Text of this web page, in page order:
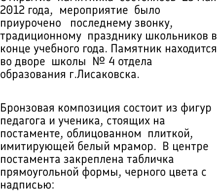
2012 года, мероприятие было
приурочено последнему звонку,
традиционному празднику школьников в
конце учебного года. Памятник находится
во дворе школы № 4 отдела
образования г.Лисаковска.
Бронзовая композиция состоит из фигур
педагога и ученика, стоящих на
постаменте, облицованном плиткой,
имитирующей белый мрамор. В центре
постамента закреплена табличка
прямоугольной формы, черного цвета с
надписью: